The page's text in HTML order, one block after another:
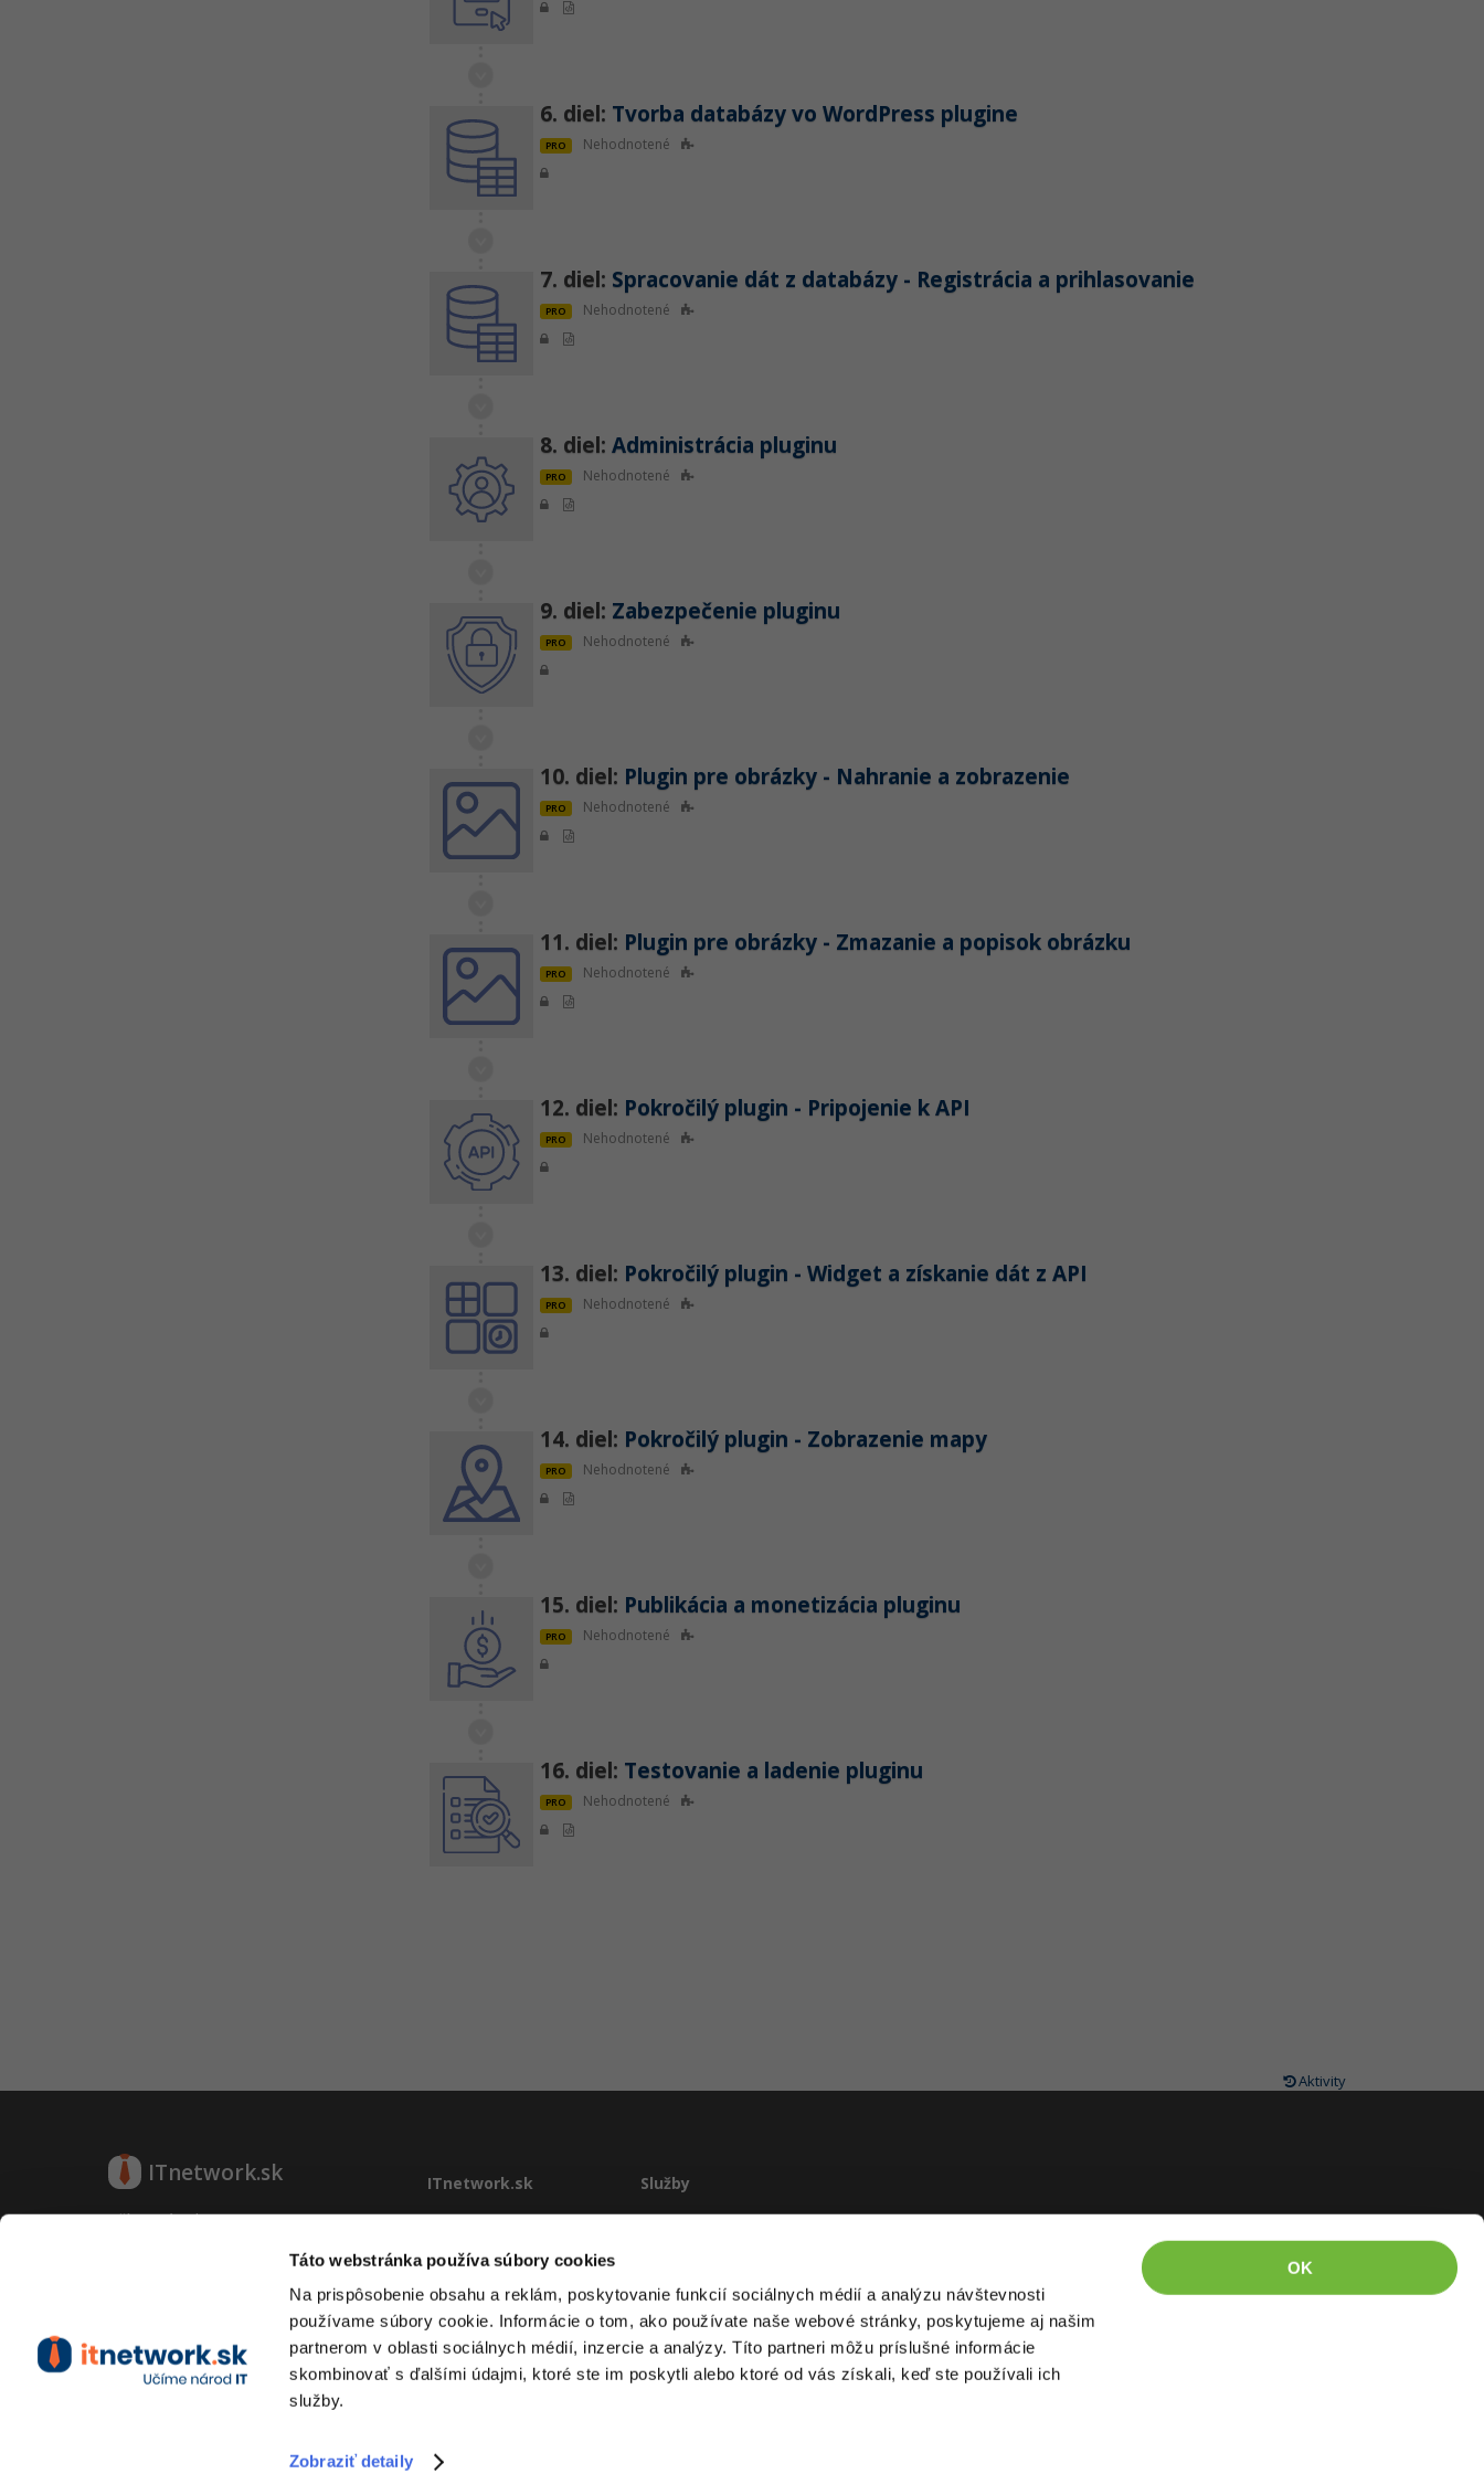
Táto webstránka používa súbory cookies
Na prispôsobenie obsahu a reklám, poskytovanie funkcií sociálnych médií a analýzu návštevnosti
používame súbory cookie. Informácie o tom, ako používate naše webové stránky, poskytujeme aj našim
partnerom v oblasti sociálnych médií, inzercie a analýzy. Títo partneri môžu príslušné informácie
skombinovať s ďalšími údajmi, ktoré ste im poskytli alebo ktoré od vás získali, keď ste používali ich
služby.
Zobraziť detaily
OK
6. diel: Tvorba databázy vo WordPress plugine
PRO Nehodnotené
7. diel: Spracovanie dát z databázy - Registrácia a prihlasovanie
PRO Nehodnotené
8. diel: Administrácia pluginu
PRO Nehodnotené
9. diel: Zabezpečenie pluginu
PRO Nehodnotené
10. diel: Plugin pre obrázky - Nahranie a zobrazenie
PRO Nehodnotené
11. diel: Plugin pre obrázky - Zmazanie a popisok obrázku
PRO Nehodnotené
12. diel: Pokročilý plugin - Pripojenie k API
PRO Nehodnotené
13. diel: Pokročilý plugin - Widget a získanie dát z API
PRO Nehodnotené
14. diel: Pokročilý plugin - Zobrazenie mapy
PRO Nehodnotené
15. diel: Publikácia a monetizácia pluginu
PRO Nehodnotené
16. diel: Testovanie a ladenie pluginu
PRO Nehodnotené
Aktivity
ITnetwork.sk
Učíme národ IT
ITnetwork.sk
Reklama
Vývoj systému
Kontakt
Prevádzkové podmienky
RSS
Služby
Školenia
Pre firmy
Copyright © 2026 itnetwork.sk. Všetok obsah webu (pokiaľ nie je uvedené inak) je zakázané kopírovať.